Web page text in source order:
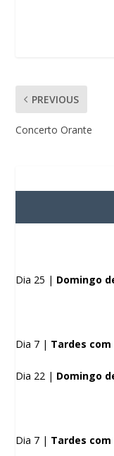
PREVIOUS
Concerto Orante
Dia 25 | Domingo
Dia 7 | Tardes com
Dia 22 | Domingo
Dia 7 | Tardes com